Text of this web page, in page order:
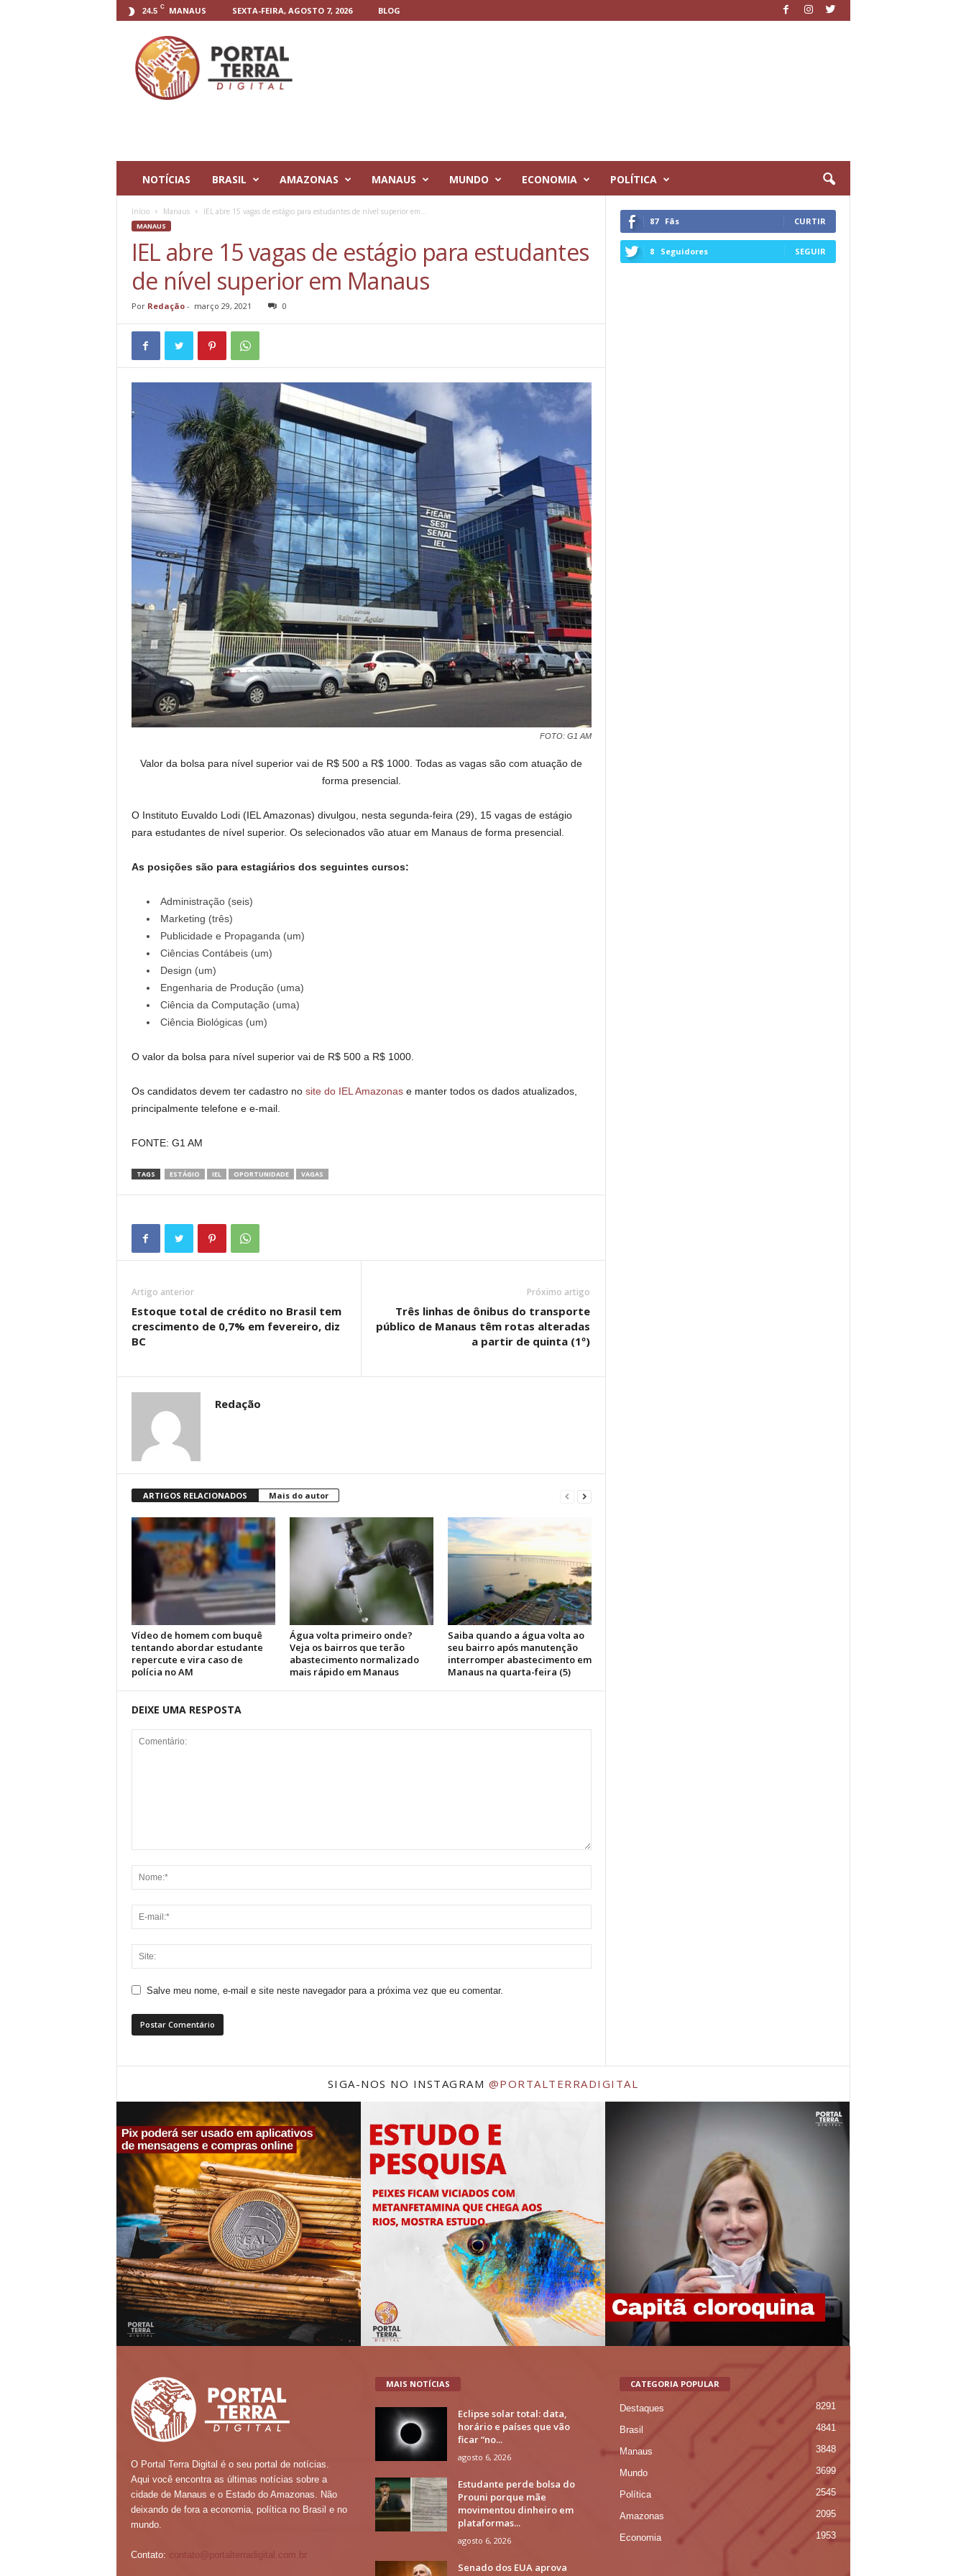
24.5 C MANAUS SEXTA-FEIRA, AGOSTO 7, 2026 BLOG
NOTÍCIAS BRASIL AMAZONAS MANAUS MUNDO ECONOMIA POLÍTICA
Início Manaus IEL abre 15 vagas de estágio para estudantes de nível superior em...
MANAUS
IEL abre 15 vagas de estágio para estudantes
de nível superior em Manaus
Por Redação- março 29, 2021 0
FOTO: G1 AM
Valor da bolsa para nível superior vai de R$ 500 a R$ 1000. Todas as vagas são com atuação de
forma presencial.
O Instituto Euvaldo Lodi (IEL Amazonas) divulgou, nesta segunda-feira (29), 15 vagas de estágio
para estudantes de nível superior. Os selecionados vão atuar em Manaus de forma presencial.
As posições são para estagiários dos seguintes cursos:
Administração (seis)
Marketing (três)
Publicidade e Propaganda (um)
Ciências Contábeis (um)
Design (um)
Engenharia de Produção (uma)
Ciência da Computação (uma)
Ciência Biológicas (um)
O valor da bolsa para nível superior vai de R$ 500 a R$ 1000.
Os candidatos devem ter cadastro no site do IEL Amazonase manter todos os dados atualizados,
principalmente telefone e e-mail.
FONTE: G1 AM
TAGS ESTÁGIO IEL OPORTUNIDADE VAGAS
Artigo anterior
Estoque total de crédito no Brasil tem
crescimento de 0,7% em fevereiro, diz
BC
Próximo artigo
Três linhas de ônibus do transporte
público de Manaus têm rotas alteradas
a partir de quinta (1º)
Redação
ARTIGOS RELACIONADOS Mais do autor
Vídeo de homem com buquê
tentando abordar estudante
repercute e vira caso de
polícia no AM
Água volta primeiro onde?
Veja os bairros que terão
abastecimento normalizado
mais rápido em Manaus
Saiba quando a água volta ao
seu bairro após manutenção
interromper abastecimento em
Manaus na quarta-feira (5)
DEIXE UMA RESPOSTA
Salve meu nome, e-mail e site neste navegador para a próxima vez que eu comentar.
87 Fãs CURTIR
8 Seguidores SEGUIR
SIGA-NOS NO INSTAGRAM @PORTALTERRADIGITAL
O Portal Terra Digital é o seu portal de notícias.
Aqui você encontra as últimas notícias sobre a
cidade de Manaus e o Estado do Amazonas. Não
deixando de fora a economia, política no Brasil e no
mundo.
Contato: contato@portalterradigital.com.br
MAIS NOTÍCIAS
Eclipse solar total: data,
horário e países que vão
ficar “no...
agosto 6, 2026
Estudante perde bolsa do
Prouni porque mãe
movimentou dinheiro em
plataformas...
agosto 6, 2026
Senado dos EUA aprova
CATEGORIA POPULAR
Destaques 8291
Brasil 4841
Manaus 3848
Mundo 3699
Política 2545
Amazonas 2095
Economia 1953